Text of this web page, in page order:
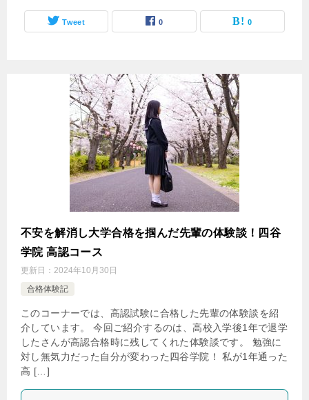
Tweet 0 0
不安を解消し大学合格を掴んだ先輩の体験談！四谷
学院 高認コース
更新日： 2024年10月30日
合格体験記
このコーナーでは、高認試験に合格した先輩の体験談を紹
介しています。 今回ご紹介するのは、高校入学後1年で退学
したさんが高認合格時に残してくれた体験談です。 勉強に
対し無気力だった自分が変わった四谷学院！ 私が1年通った
高 […]